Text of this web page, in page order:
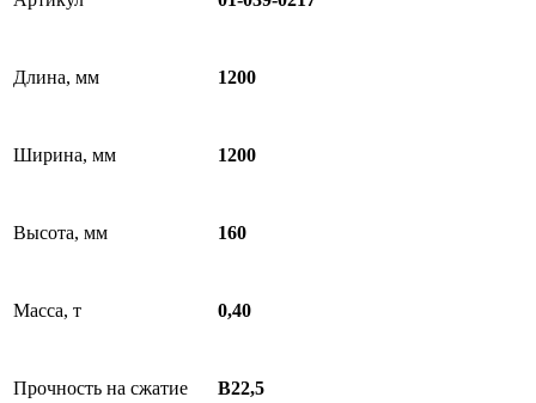
Длина, мм 1200
Ширина, мм 1200
Высота, мм 160
Масса, т 0,40
Прочность на сжатие В22,5